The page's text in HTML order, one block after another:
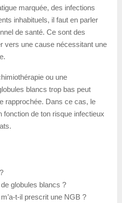
marquée, des infections
inhabituels, il faut en parler
de santé. Ce sont des
vers une cause nécessitant une
ou une
blancs trop bas peut
rapprochée. Dans ce cas, le
fonction de ton risque infectieux
globules blancs ?
t-il prescrit une NGB ?